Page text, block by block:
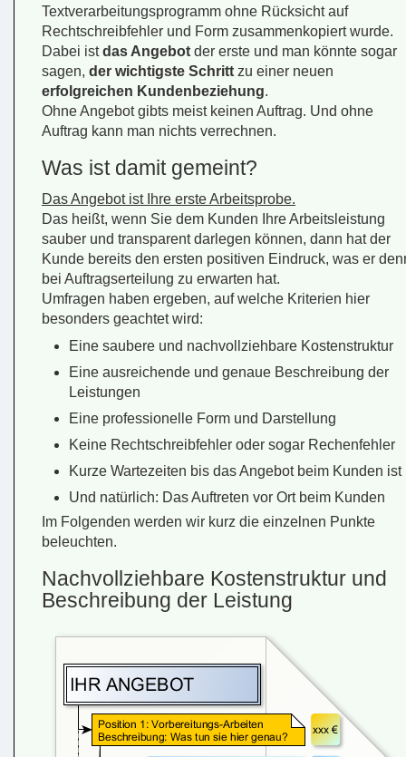
Textverarbeitungsprogramm ohne Rücksicht auf
Rechtschreibfehler und Form zusammenkopiert wurde.
Dabei istdas Angebot der erste und man könnte sogar
sagen, der wichtigste Schritt zu einer neuen
erfolgreichen Kundenbeziehung.
Ohne Angebot gibts meist keinen Auftrag. Und ohne
Auftrag kann man nichts verrechnen.
Was ist damit gemeint?
Das Angebot ist Ihre erste Arbeitsprobe.
Das heißt, wenn Sie dem Kunden Ihre Arbeitsleistung
sauber und transparent darlegen können, dann hat der
Kunde bereits den ersten positiven Eindruck, was er
bei Auftragserteilung zu erwarten hat.
Umfragen haben ergeben, auf welche Kriterien hier
besonders geachtet wird:
Eine saubere und nachvollziehbare Kostenstruktur
Eine ausreichende und genaue Beschreibung der
Leistungen
Eine professionelle Form und Darstellung
Keine Rechtschreibfehler oder sogar Rechenfehler
Kurze Wartezeiten bis das Angebot beim Kunden ist
Und natürlich: Das Auftreten vor Ort beim Kunden
Im Folgenden werden wir kurz die einzelnen Punkte
beleuchten.
Nachvollziehbare Kostenstruktur und
Beschreibung der Leistung